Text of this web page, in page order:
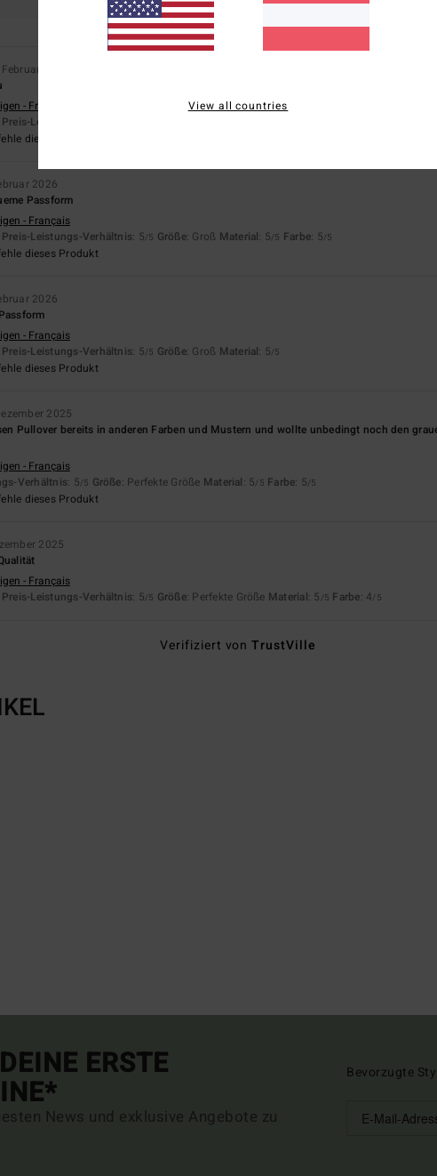
2026
- Français
Preis-Leistungs-Verhältnis
dieses Produkt
2026
Passform
- Français
Preis-Leistungs-Verhältnis: 5/5 Größe: Groß Material: 5/5 Farbe: 5/5
dieses Produkt
2026
- Français
Preis-Leistungs-Verhältnis: 5/5 Größe: Groß Material: 5/5
dieses Produkt
2025
Pullover bereits in anderen Farben und Mustern und wollte unbedingt noch den
- Français
Verhältnis: 5/5 Größe: Perfekte Größe Material: 5/5 Farbe: 5/5
dieses Produkt
2025
- Français
Preis-Leistungs-Verhältnis: 5/5 Größe: Perfekte Größe Material: 5 /5 Farbe: 4/5
Verifiziert vonTrustVille
ERSTE
News und exklusive Angebote zu
Bevorzugte
View all countries